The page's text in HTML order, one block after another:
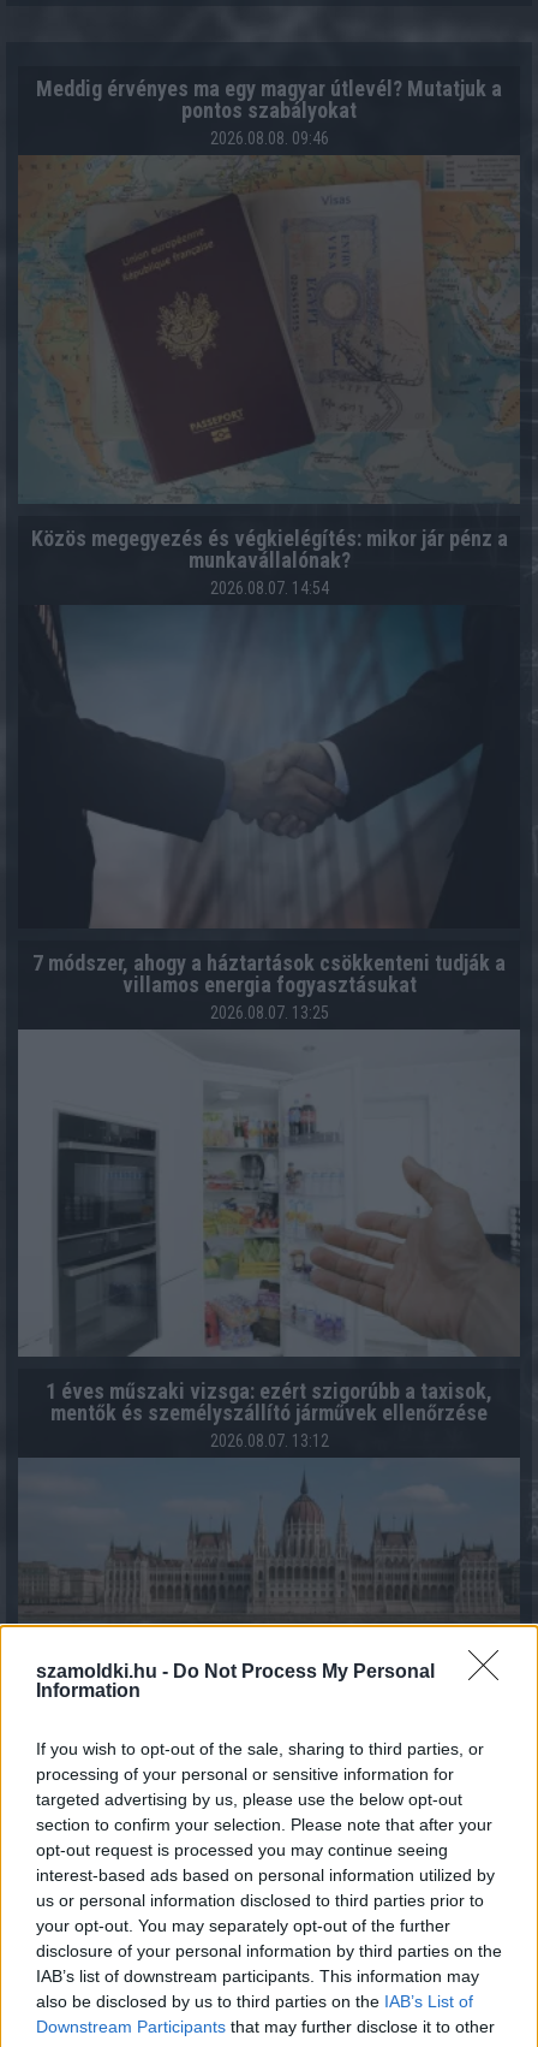
szamoldki.hu - Do Not Process My Personal
Information
If you wish to opt-out of the sale, sharing to third parties, or
processing of your personal or sensitive information for
targeted advertising by us, please use the below opt-out
section to confirm your selection. Please note that after your
opt-out request is processed you may continue seeing
interest-based ads based on personal information utilized by
us or personal information disclosed to third parties prior to
your opt-out. You may separately opt-out of the further
disclosure of your personal information by third parties on the
IAB’s list of downstream participants. This information may
also be disclosed by us to third parties on the IAB’s List of
Downstream Participants that may further disclose it to other
Meddig érvényes ma egy magyar útlevél? Mutatjuk a
pontos szabályokat
2026.08.08. 09:46
Közös megegyezés és végkielégítés: mikor jár pénz a
munkavállalónak?
2026.08.07. 14:54
7 módszer, ahogy a háztartások csökkenteni tudják a
villamos energia fogyasztásukat
2026.08.07. 13:25
1 éves műszaki vizsga: ezért szigorúbb a taxisok,
mentők és személyszállító járművek ellenőrzése
2026.08.07. 13:12
Fenntarthatóbb nyaralás külföldön: hét egyszerű
szokás, amellyel a magyar utazók csökkenthetik
környezeti lábnyomukat
2026.08.07. 12:48